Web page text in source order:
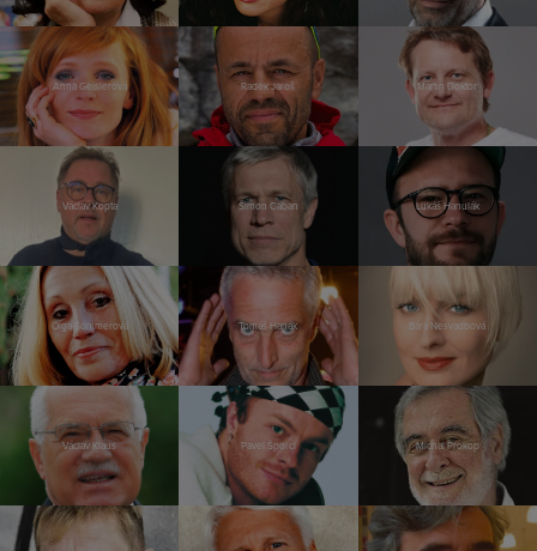
Anna Geislerová Radek Jaroš Martin Doktor
Václav Kopta Šimon Caban Lukáš Hanulák
Olga Sommerová Tomáš Hanák Bára Nesvadbová
Václav Klaus Pavel Šporcl Michal Prokop